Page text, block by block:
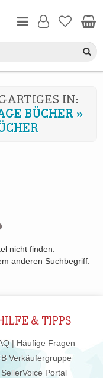
IN:
BÜCHER »
nicht finden.
anderen Suchbegriff.
& TIPPS
| Häufige Fragen
Verkäufergruppe
SellerVoice Portal